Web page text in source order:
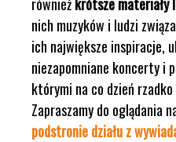
nich muzyków i ludzi
ich największe inspiracje,
niezapomniane koncerty i
którymi na co dzień
Zapraszamy do oglądania
podstronie działu z